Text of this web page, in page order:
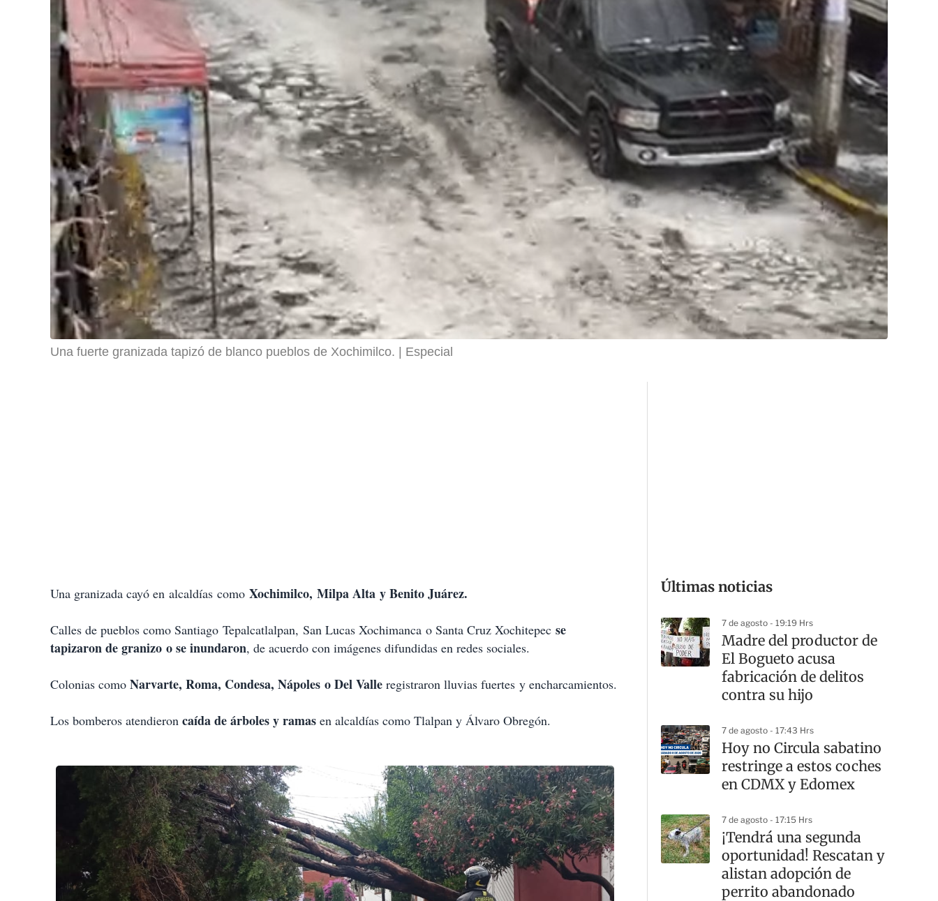
Una fuerte granizada tapizó de blanco pueblos de Xochimilco. Especial
Una granizada cayó en alcaldías como Xochimilco, Milpa Alta y Benito Juárez.
Calles de pueblos como Santiago Tepalcatlalpan, San Lucas Xochimanca o Santa Cruz Xochitepec se
tapizaron de granizo o se inundaron, de acuerdo con imágenes difundidas en redes sociales.
Colonias como Narvarte, Roma, Condesa, Nápoles o Del Valle registraron lluvias fuertes y encharcamientos.
Los bomberos atendieron caída de árboles y ramas en alcaldías como Tlalpan y Álvaro Obregón.
Últimas noticias
7 de agosto - 19:19 Hrs
Madre del productor de
El Bogueto acusa
fabricación de delitos
contra su hijo
7 de agosto - 17:43 Hrs
Hoy no Circula sabatino
restringe a estos coches
en CDMX y Edomex
7 de agosto - 17:15 Hrs
¡Tendrá una segunda
oportunidad! Rescatan y
alistan adopción de
perrito abandonado